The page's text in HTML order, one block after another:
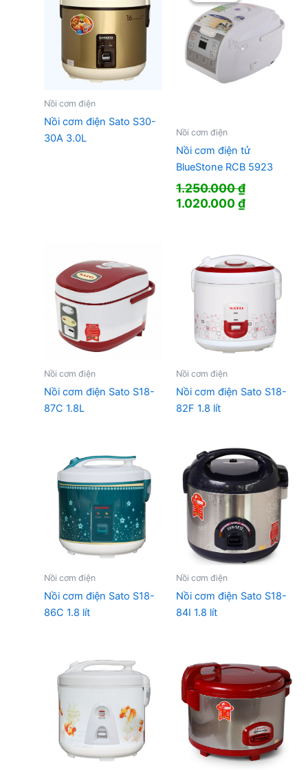
Nồi cơm điện
Nồi cơm điện Sato S30-
30A 3.0L
Nồi cơm điện
Nồi cơm điện tử
BlueStone RCB 5923
1.250.000₫
Giá
1.020.000₫Giá
1.020.000
Nồi cơm điện
Nồi cơm điện Sato S18-
87C 1.8L
Nồi cơm điện
Nồi cơm điện Sato S18-
82F 1.8 lít
Nồi cơm điện
Nồi cơm điện Sato S18-
86C 1.8 lít
Nồi cơm điện
Nồi cơm điện Sato S18-
84I 1.8 lít